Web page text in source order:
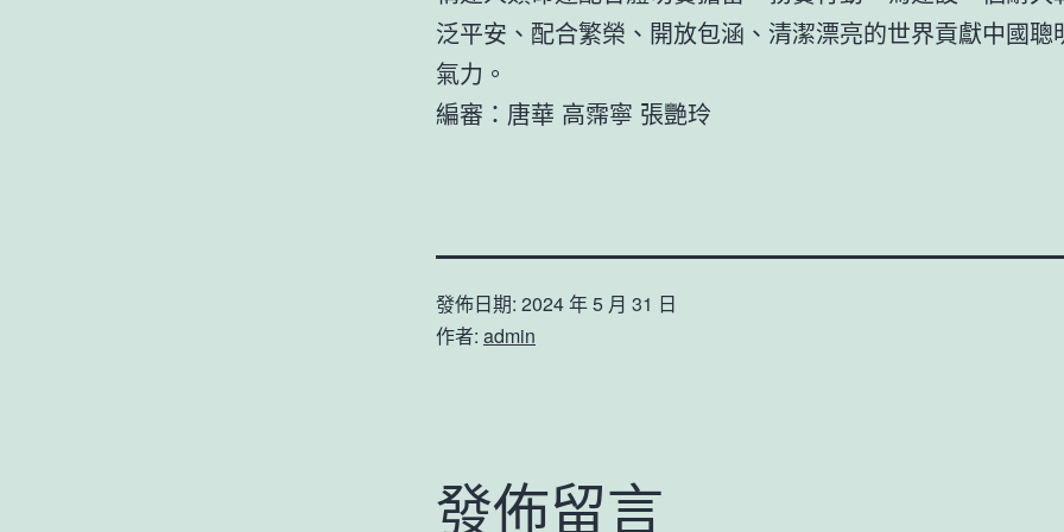
泛平安、配合繁榮、開放包涵、清潔漂亮的世界貢獻中國聰
氣力。
編審：唐華 高霈寧 張艷玲
發佈日期: 2024 年 5 月 31 日
作者: admin
發佈留言